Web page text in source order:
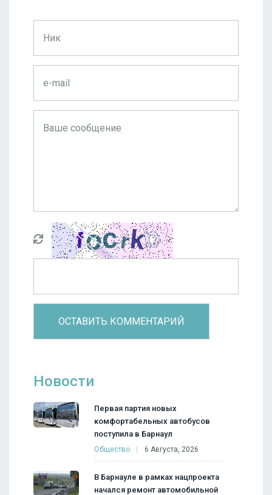
Новости
Первая партия новых
комфортабельных автобусов
поступила в Барнаул
Общество 6 Августа, 2026
В Барнауле в рамках нацпроекта
начался ремонт автомобильной